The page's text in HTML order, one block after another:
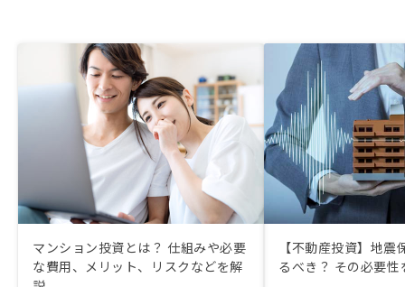
マンション投資とは？ 仕組みや必要
な費用、メリット、リスクなどを解
【不動産投資】地
るべき？ その必要性